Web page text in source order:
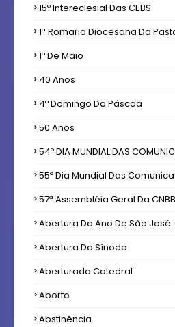
15º Intereclesial Das CEBS
1ª Romaria Diocesana Da
1º De Maio
40 Anos
4º Domingo Da Páscoa
50 Anos
54º DIA MUNDIAL DAS
55º Dia Mundial Das
57ª Assembléia Geral Da CNBB
Abertura Do Ano De São José
Abertura Do Sínodo
Aberturada Catedral
Aborto
Abstinência